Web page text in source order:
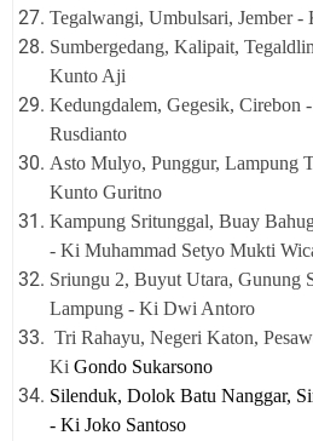
Tegalwangi, Umbulsari, Jember
Sumbergedang, Kalipait,
Kunto Aji
Kedungdalem, Gegesik, Cirebon
Rusdianto
Asto Mulyo, Punggur, Lampung
Kunto Guritno
Kampung Sritunggal, Buay
- Ki Muhammad Setyo Mukti
Sriungu 2, Buyut Utara, Gunung
Lampung - Ki Dwi Antoro
Tri Rahayu, Negeri Katon,
Ki Gondo Sukarsono
Silenduk, Dolok Batu Nanggar,
- Ki Joko Santoso